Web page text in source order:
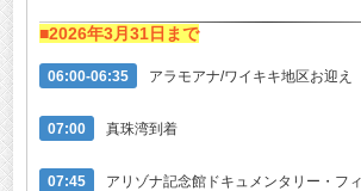
■2026年3月31日まで
06:00-06:35 アラモアナ/ワイキキ地区お迎え
07:00 真珠湾到着
07:45
アリゾナ記念館ドキュメンタリー・フ